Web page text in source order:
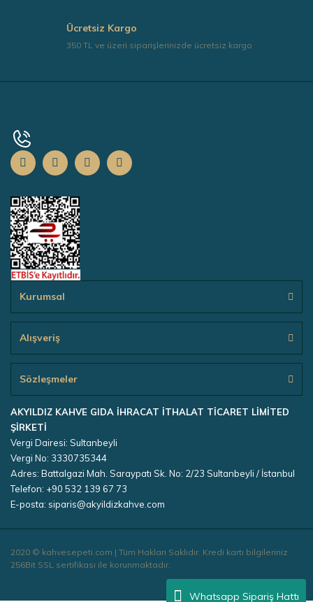
Whatsapp Sipariş Hattı
Ücretsiz Kargo
350 TL ve üzeri siparişlerinizde ücretsiz kargo
Kurumsal
Alışveriş
Sözleşmeler
AKYILDIZ KAHVE GIDA İHRACAT İTHALAT TİCARET LİMİTED
ŞİRKETİ
Vergi Dairesi: Sultanbeyli
Vergi No: 3330735344
Adres: Battalgazi Mah. Saraypatı Sk. No: 2/23 Sultanbeyli / İstanbul
Telefon: +90 532 139 67 73
E-posta: siparis@akyildizkahve.com
2020 © kahvesepeti.com | Tüm Hakları Saklıdır. Kredi kartı bilgileriniz
256Bit SSL sertifikası ile korunmaktadır.